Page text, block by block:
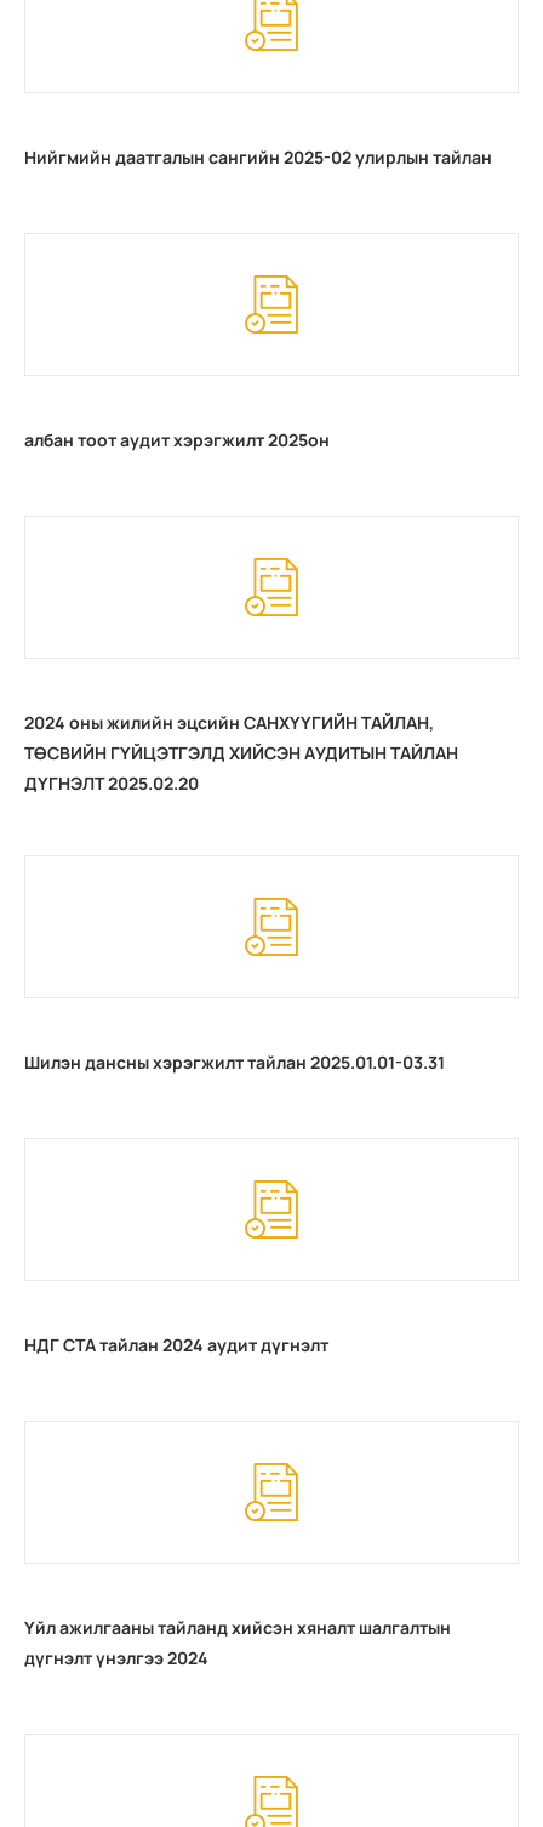
Нийгмийн даатгалын сангийн 2025-02 улирлын тайлан
албан тоот аудит хэрэгжилт 2025он
2024 оны жилийн эцсийн САНХҮҮГИЙН ТАЙЛАН,
ТӨСВИЙН ГҮЙЦЭТГЭЛД ХИЙСЭН АУДИТЫН ТАЙЛАН
ДҮГНЭЛТ 2025.02.20
Шилэн дансны хэрэгжилт тайлан 2025.01.01-03.31
НДГ СТА тайлан 2024 аудит дүгнэлт
Үйл ажилгааны тайланд хийсэн хяналт шалгалтын
дүгнэлт үнэлгээ 2024